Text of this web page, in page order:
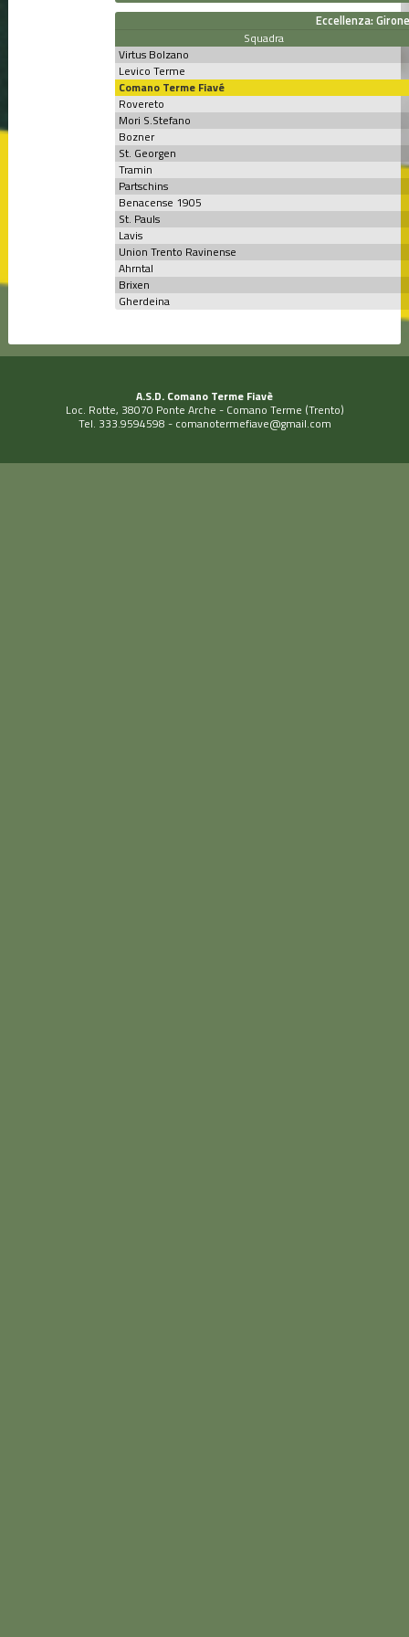
Eccellenza:
Squadra
Virtus Bolzano
Levico Terme
Comano Terme Fiavé
Rovereto
Mori S.Stefano
Bozner
St. Georgen
Tramin
Partschins
Benacense 1905
St. Pauls
Lavis
Union Trento Ravinense
Ahrntal
Brixen
Gherdeina
A.S.D. Comano Terme Fiavè
Loc. Rotte, 38070 Ponte Arche - Comano Terme (Trento)
Tel. 333.9594598 - comanotermefiave@gmail.com